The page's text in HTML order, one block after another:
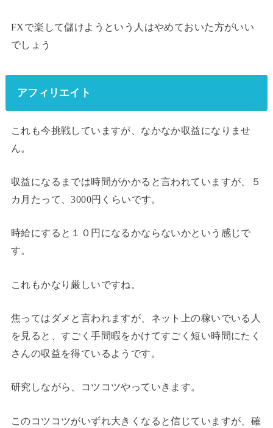
FXで楽して儲けようという人はやめておいた方がいい
でしょう
アフィリエイト
これも今挑戦していますが、なかなか収益になりませ
ん。
収益になるまでは時間がかかると言われていますが、５
カ月たって、3000円くらいです。
時給にすると１０円になるかならないかという感じで
す。
これもかなり厳しいですね。
焦ってはダメと言われますが、ネット上の稼いでいる人
を見ると、すごく手間暇をかけてすごく短い時間にたく
さんの収益を得ているようです。
研究しながら、コツコツやっていきます。
このコツコツがいずれ大きくなると信じていますが、確